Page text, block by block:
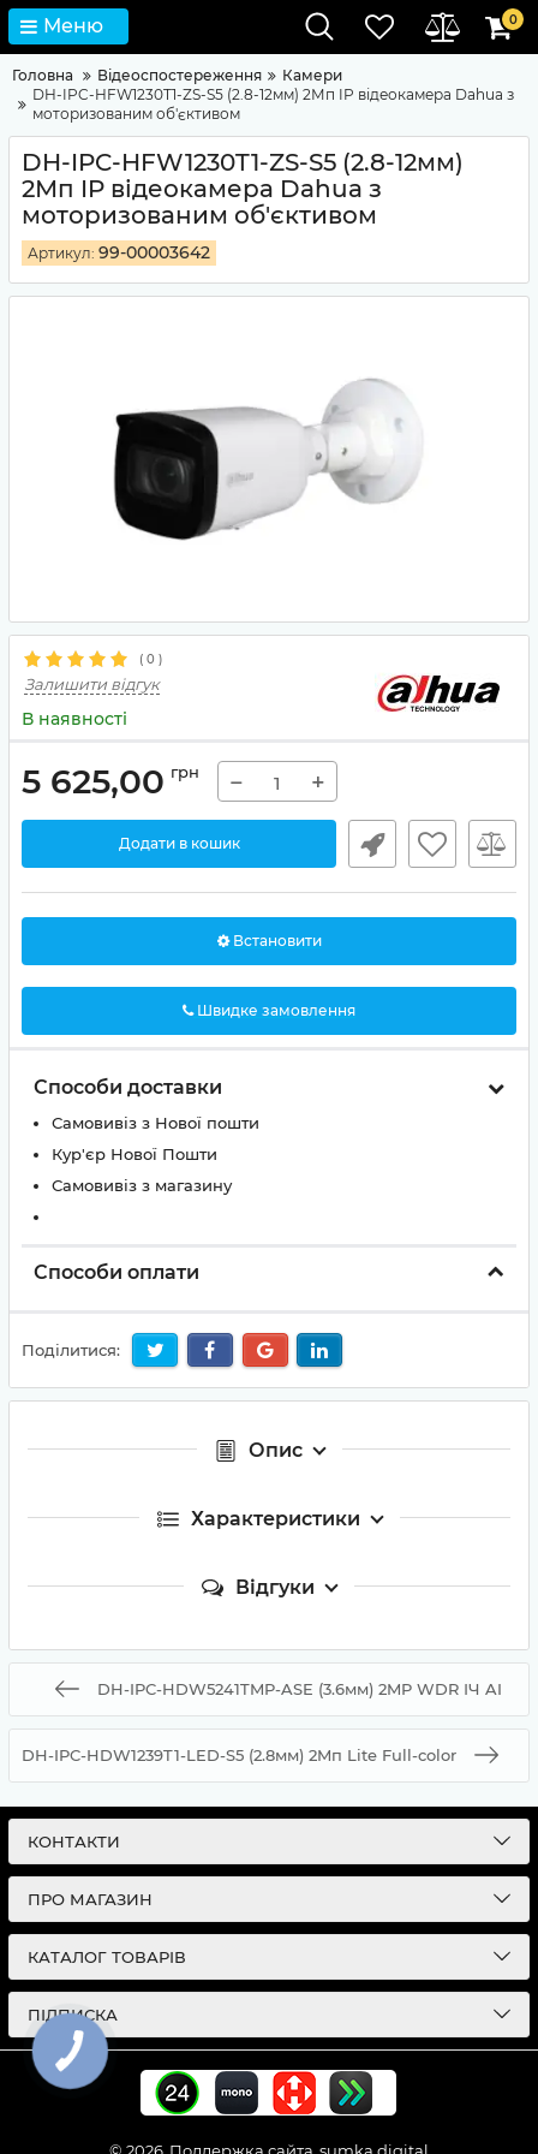
Меню 0
Головна Відеоспостереження
Камери
DH-IPC-HFW1230T1-ZS-S5 (2.8-12мм) 2Мп IP відеокамера Dahua з
моторизованим об'єктивом
DH-IPC-HFW1230T1-ZS-S5 (2.8-12мм)
2Мп IP відеокамера Dahua з
моторизованим об'єктивом
Артикул: 99-00003642
( 0 )
Залишити відгук
В наявності
5 625,00 грн − +
Додати в кошик
Встановити
Швидке замовлення
Способи доставки
Самовивіз з Нової пошти
Кур'єр Нової Пошти
Самовивіз з магазину
Способи оплати
Поділитися:
Опис
Характеристики
Відгуки
DH-IPC-HDW5241TMP-ASE (3.6мм) 2MP WDR ІЧ AI
DH-IPC-HDW1239T1-LED-S5 (2.8мм) 2Mп Lite Full-color
КОНТАКТИ
ПРО МАГАЗИН
КАТАЛОГ ТОВАРІВ
ПІДПИСКА